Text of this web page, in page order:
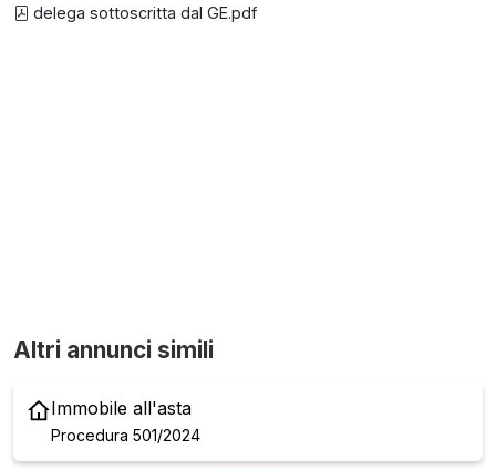
delega sottoscritta dal GE.pdf
Altri annunci simili
Immobile all'asta
Procedura 501/2024